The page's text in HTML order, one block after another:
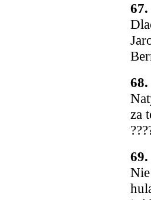
67.
68.
za
69.